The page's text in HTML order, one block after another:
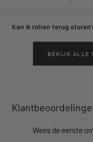
Kan ik rollen terug
BEKIJK ALLE
Wees de eerste